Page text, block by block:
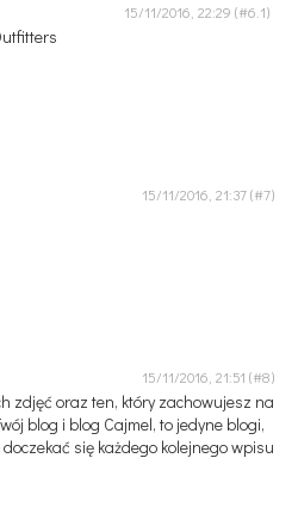
15/11/2016, 22:29
15/11/2016, 21:37
15/11/2016, 21:51
zdjęć oraz ten, który zachowujesz na
blog i blog Cajmel, to jedyne blogi,
się każdego kolejnego wpisu